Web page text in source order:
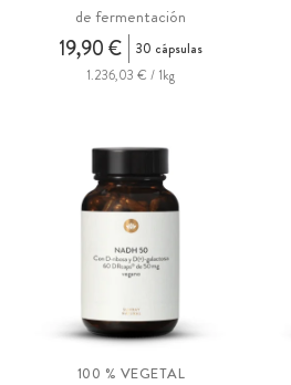
de fermentación
19,90 €
30 cápsulas
1.236,03 € / 1kg
100 % VEGETAL